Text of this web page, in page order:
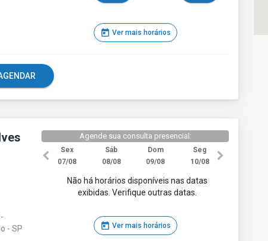
today Ver mais horários
- SP
Agende sua consulta presencial:
Sex
07/08
Sáb
08/08
Dom
09/08
Seg
10/08
Não há horários disponíveis nas datas
exibidas. Verifique outras datas.
today Ver mais horários